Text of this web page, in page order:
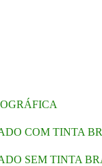
COM TINTA
SEM TINTA